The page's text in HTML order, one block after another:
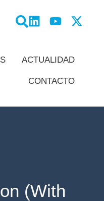
ACTUALIDAD
CONTACTO
(With